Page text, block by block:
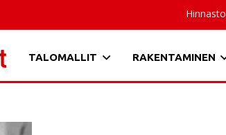
Hinnasto
TALOMALLIT RAKENTAMINEN